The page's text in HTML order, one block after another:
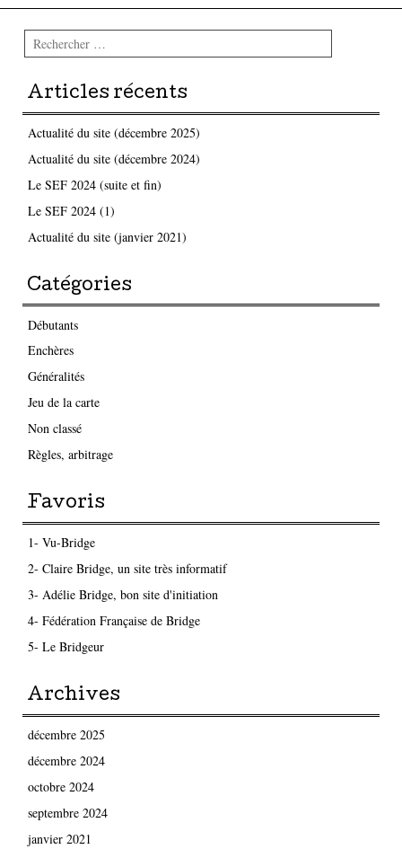
Rechercher
Articles récents
Actualité du site (décembre 2025)
Actualité du site (décembre 2024)
Le SEF 2024 (suite et fin)
Le SEF 2024 (1)
Actualité du site (janvier 2021)
Catégories
Débutants
Enchères
Généralités
Jeu de la carte
Non classé
Règles, arbitrage
Favoris
1- Vu-Bridge
2- Claire Bridge, un site très informatif
3- Adélie Bridge, bon site d'initiation
4- Fédération Française de Bridge
5- Le Bridgeur
Archives
décembre 2025
décembre 2024
octobre 2024
septembre 2024
janvier 2021